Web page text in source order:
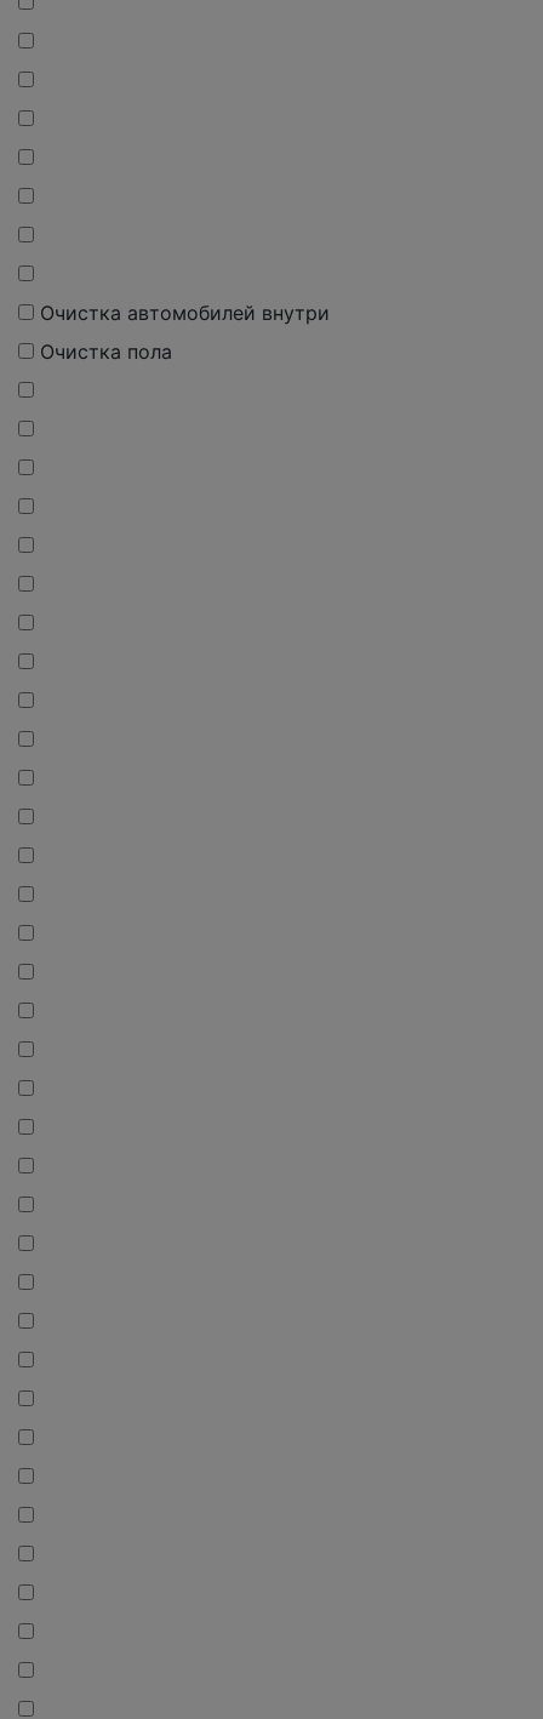
Очистка автомобилей внутри
Очистка пола